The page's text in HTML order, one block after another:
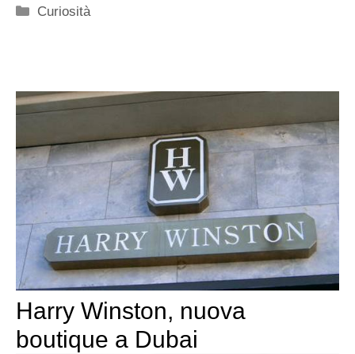
Categorie
Curiosità
Harry Winston, nuova
boutique a Dubai